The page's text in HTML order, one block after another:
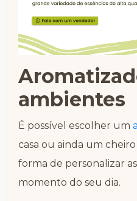
ambientes
É possível escolher um
casa ou ainda um
forma de personalizar
momento do seu dia.